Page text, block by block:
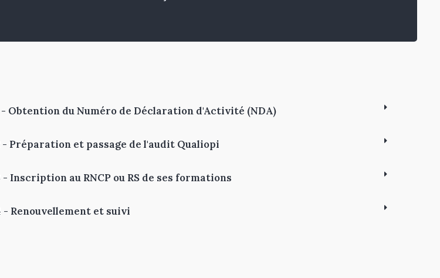
- Obtention du Numéro de Déclaration d'Activité (NDA)
- Préparation et passage de l'audit Qualiopi
- Inscription au RNCP ou RS de ses formations
- Renouvellement et suivi